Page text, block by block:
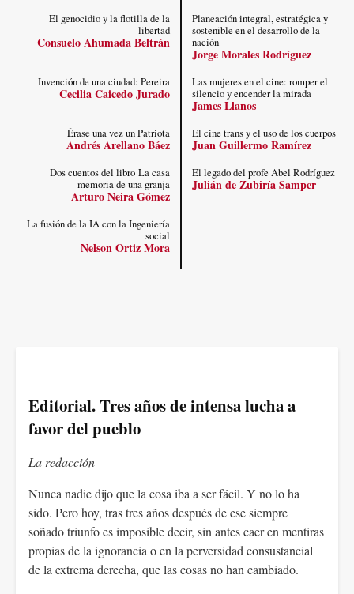
El genocidio y la flotilla de la
libertad
Consuelo Ahumada Beltrán
Planeación integral, estratégica y
sostenible en el desarrollo de la
nación
Jorge Morales Rodríguez
Invención de una ciudad: Pereira
Cecilia Caicedo Jurado
Las mujeres en el cine: romper el
silencio y encender la mirada
James Llanos
Érase una vez un Patriota
Andrés Arellano Báez
El cine trans y el uso de los cuerpos
Juan Guillermo Ramírez
Dos cuentos del libro La casa
memoria de una granja
Arturo Neira Gómez
El legado del profe Abel Rodríguez
Julián de Zubiría Samper
La fusión de la IA con la Ingeniería
social
Nelson Ortiz Mora
Editorial. Tres años de intensa lucha a
favor del pueblo
La redacción
Nunca nadie dijo que la cosa iba a ser fácil. Y no lo ha
sido. Pero hoy, tras tres años después de ese siempre
soñado triunfo es imposible decir, sin antes caer en mentiras
propias de la ignorancia o en la perversidad consustancial
de la extrema derecha, que las cosas no han cambiado.